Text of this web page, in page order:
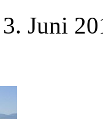
3. Juni